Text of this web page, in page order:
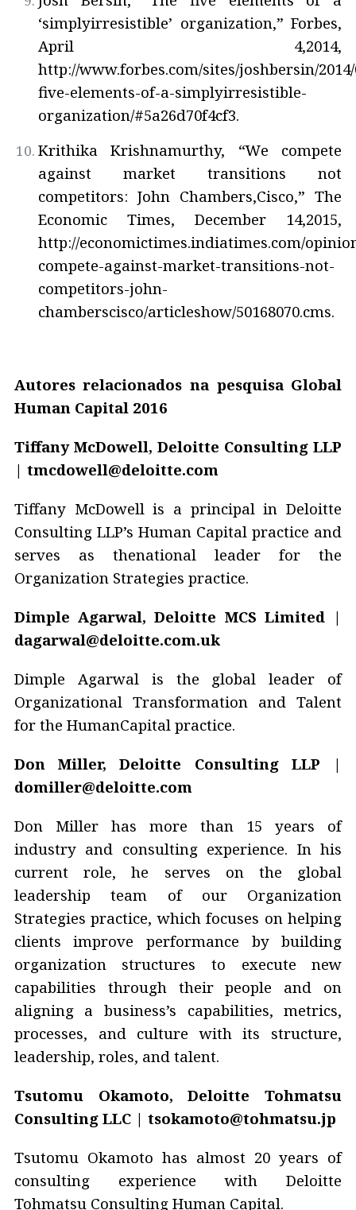
‘simplyirresistible’ organization,” Forbes,
April 4,2014,
http://www.forbes.com/sites/joshbersin/
five-elements-of-a-simplyirresistible-
organization/#5a26d70f4cf3.
Krithika Krishnamurthy, “We compete
against market transitions not
competitors: John Chambers,Cisco,” The
Economic Times, December 14,2015,
http://economictimes.indiatimes.com/
compete-against-market-transitions-not-
competitors-john-
chamberscisco/articleshow/50168070.cms.
Autores relacionados na pesquisa Global
Human Capital 2016
Tiffany McDowell, Deloitte Consulting LLP
| tmcdowell@deloitte.com
Tiffany McDowell is a principal in Deloitte
Consulting LLP’s Human Capital practice and
serves as thenational leader for the
Organization Strategies practice.
Dimple Agarwal, Deloitte MCS Limited |
dagarwal@deloitte.com.uk
Dimple Agarwal is the global leader of
Organizational Transformation and Talent
for the HumanCapital practice.
Don Miller, Deloitte Consulting LLP |
domiller@deloitte.com
Don Miller has more than 15 years of
industry and consulting experience. In his
current role, he serves on the global
leadership team of our Organization
Strategies practice, which focuses on helping
clients improve performance by building
organization structures to execute new
capabilities through their people and on
aligning a business’s capabilities, metrics,
processes, and culture with its structure,
leadership, roles, and talent.
Tsutomu Okamoto, Deloitte Tohmatsu
Consulting LLC | tsokamoto@tohmatsu.jp
Tsutomu Okamoto has almost 20 years of
consulting experience with Deloitte
Tohmatsu Consulting Human Capital.